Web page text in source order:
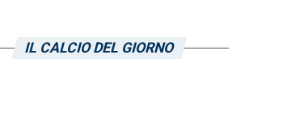
IL CALCIO DEL GIORNO